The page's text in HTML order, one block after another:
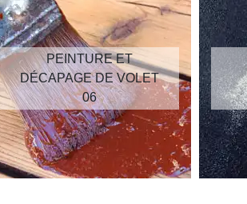
PEINTURE ET
DÉCAPAGE DE VOLET
06